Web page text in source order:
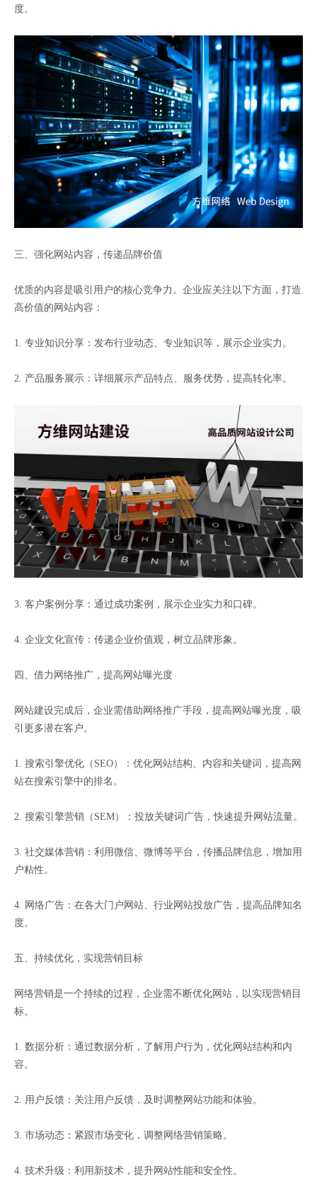
度。
三、强化网站内容，传递品牌价值
优质的内容是吸引用户的核心竞争力。企业应关注以下方面，打造
高价值的网站内容：
1. 专业知识分享：发布行业动态、专业知识等，展示企业实力。
2. 产品服务展示：详细展示产品特点、服务优势，提高转化率。
3. 客户案例分享：通过成功案例，展示企业实力和口碑。
4. 企业文化宣传：传递企业价值观，树立品牌形象。
四、借力网络推广，提高网站曝光度
网站建设完成后，企业需借助网络推广手段，提高网站曝光度，吸
引更多潜在客户。
1. 搜索引擎优化（SEO）：优化网站结构、内容和关键词，提高网
站在搜索引擎中的排名。
2. 搜索引擎营销（SEM）：投放关键词广告，快速提升网站流量。
3. 社交媒体营销：利用微信、微博等平台，传播品牌信息，增加用
户粘性。
4. 网络广告：在各大门户网站、行业网站投放广告，提高品牌知名
度。
五、持续优化，实现营销目标
网络营销是一个持续的过程，企业需不断优化网站，以实现营销目
标。
1. 数据分析：通过数据分析，了解用户行为，优化网站结构和内
容。
2. 用户反馈：关注用户反馈，及时调整网站功能和体验。
3. 市场动态：紧跟市场变化，调整网络营销策略。
4. 技术升级：利用新技术，提升网站性能和安全性。